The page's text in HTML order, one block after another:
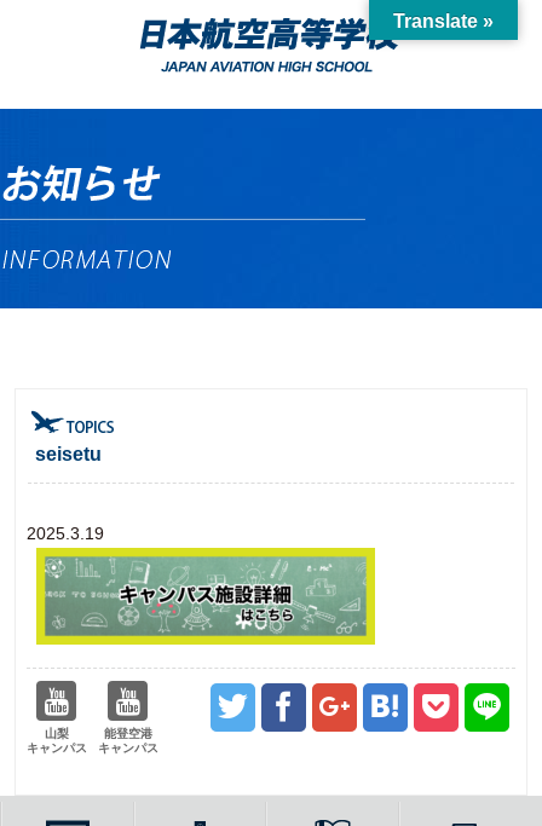
seisetu
2025.3.19
山梨
キャンパス
能登空港
キャンパス
Translate »